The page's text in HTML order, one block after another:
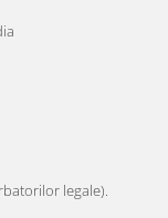
legale).